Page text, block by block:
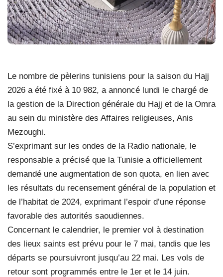
Le nombre de pèlerins tunisiens pour la saison du Hajj
2026 a été fixé à 10 982, a annoncé lundi le chargé de
la gestion de la Direction générale du Hajj et de la Omra
au sein du ministère des Affaires religieuses, Anis
Mezoughi.
S’exprimant sur les ondes de la Radio nationale, le
responsable a précisé que la Tunisie a officiellement
demandé une augmentation de son quota, en lien avec
les résultats du recensement général de la population et
de l’habitat de 2024, exprimant l’espoir d’une réponse
favorable des autorités saoudiennes.
Concernant le calendrier, le premier vol à destination
des lieux saints est prévu pour le 7 mai, tandis que les
départs se poursuivront jusqu’au 22 mai. Les vols de
retour sont programmés entre le 1er et le 14 juin.